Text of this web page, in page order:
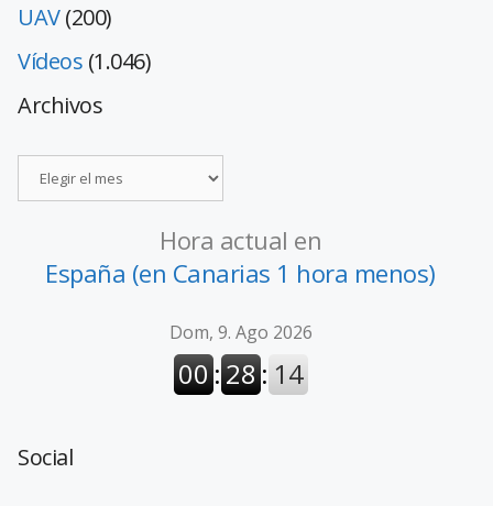
UAV(200)
Vídeos (1.046)
Archivos
Hora actual en
España (en Canarias 1 hora menos)
Social